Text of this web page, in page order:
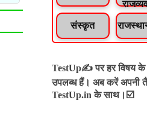
संस्कृत
TestUp✍️ पर हर विषय
उपलब्ध हैं। अब करें अपनी
TestUp.in के साथ।☑️